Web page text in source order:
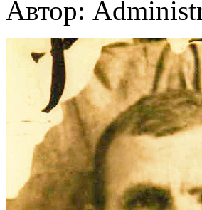
Автор: